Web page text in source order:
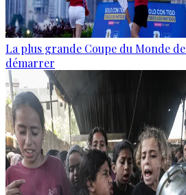
La plus grande Coupe du Monde
démarrer